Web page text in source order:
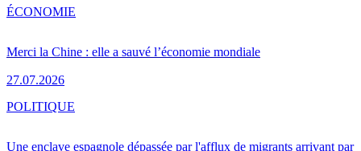
Merci la Chine : elle a sauvé l’économie mondiale
27.07.2026
ÉCONOMIE
Une enclave espagnole dépassée par l'afflux de migrants arrivant par
POLITIQUE